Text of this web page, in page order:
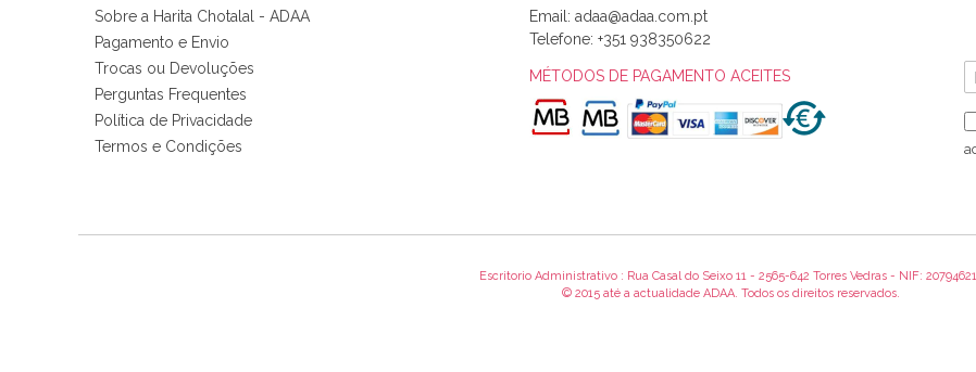
Informo que recebi hoje a encomenda, gostei muito dos tecidos.
Rosa Medeiros
Tudo chegou em condições, pois os produtos vieram muito bem acondicionados. Estou plenamente satisfeita com os produtos
padrão e cores muito bonitas e a execução está perfeitíssima. Futuramente penso voltar a comprar na vossa loja, têm
Alexandra Morais
Sobre a Harita Chotalal - ADAA
Pagamento e Envio
Trocas ou Devoluções
Perguntas Frequentes
Política de Privacidade
Termos e Condições
Email:
Telefone: +351 938350622
MÉTODOS DE PAGAMENTO ACEITES
Escritorio Administrativo : Rua Casal do Seixo 11 - 2565-642 Torres Vedras - NIF:
© 2015 até a actualidade ADAA. Todos os direitos reservados.